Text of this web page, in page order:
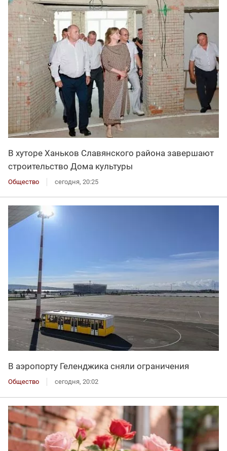
В хуторе Ханьков Славянского района завершают
строительство Дома культуры
Общество сегодня, 20:25
В аэропорту Геленджика сняли ограничения
Общество сегодня, 20:02